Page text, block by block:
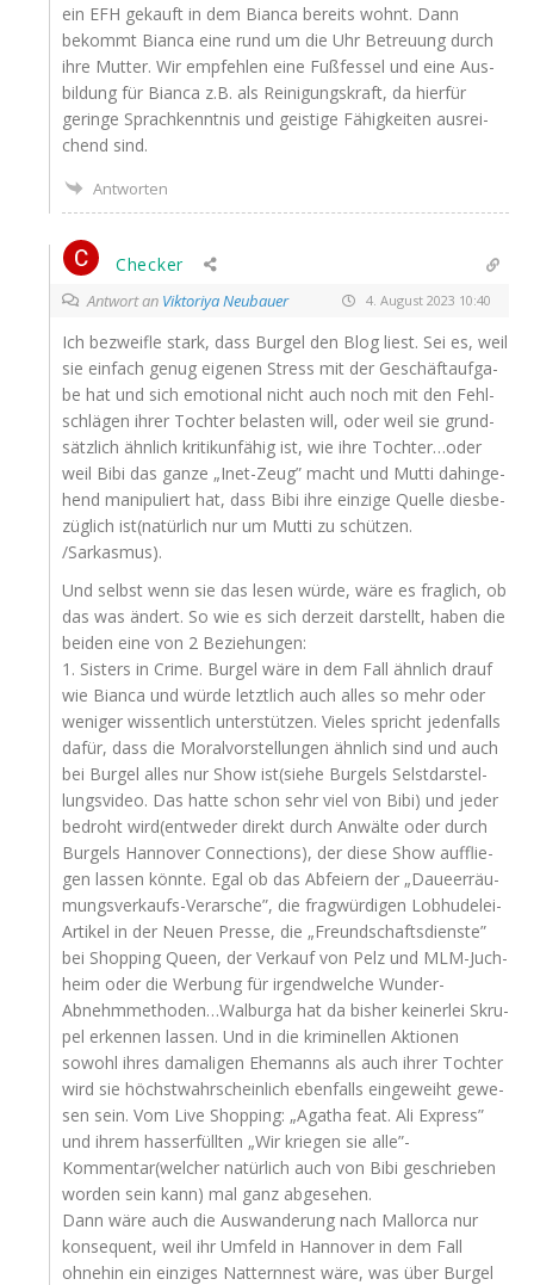
ein EFH gekauft in dem Bian­ca bereits wohnt. Dann
bekommt Bian­ca eine rund um die Uhr Betreu­ung durch
ihre Mut­ter. Wir emp­feh­len eine Fuß­fes­sel und eine Aus­
bil­dung für Bian­ca z.B. als Rei­ni­gungs­kraft, da hier­für
gerin­ge Sprach­kennt­nis und geis­ti­ge Fähig­kei­ten aus­rei­
chend sind.
Antworten
Checker
Antwort an Viktoriya Neubauer 4. August 2023 10:40
Ich bezweif­le stark, dass Bur­gel den Blog liest. Sei es, weil
sie ein­fach genug eige­nen Stress mit der Geschäft­auf­ga­
be hat und sich emo­tio­nal nicht auch noch mit den Fehl­
schlä­gen ihrer Toch­ter belas­ten will, oder weil sie grund­
sätz­lich ähn­lich kri­tik­un­fä­hig ist, wie ihre Tochter…oder
weil Bibi das gan­ze „Inet-Zeug” macht und Mut­ti dahin­ge­
hend mani­pu­liert hat, dass Bibi ihre ein­zi­ge Quel­le dies­be­
züg­lich ist(natürlich nur um Mut­ti zu schüt­zen.
/Sarkasmus).
Und selbst wenn sie das lesen wür­de, wäre es frag­lich, ob
das was ändert. So wie es sich der­zeit dar­stellt, haben die
bei­den eine von 2 Beziehungen:
1. Sis­ters in Crime. Bur­gel wäre in dem Fall ähn­lich drauf
wie Bian­ca und wür­de letzt­lich auch alles so mehr oder
weni­ger wis­sent­lich unter­stüt­zen. Vie­les spricht jeden­falls
dafür, dass die Moral­vor­stel­lun­gen ähn­lich sind und auch
bei Bur­gel alles nur Show ist(siehe Bur­gels Selst­dar­stel­
lungs­vi­deo. Das hat­te schon sehr viel von Bibi) und jeder
bedroht wird(entweder direkt durch Anwäl­te oder durch
Bur­gels Han­no­ver Con­nec­tions), der die­se Show auf­flie­
gen las­sen könn­te. Egal ob das Abfei­ern der „Daueer­räu­
mungs­ver­kaufs-Ver­ar­sche”, die frag­wür­di­gen Lob­hu­de­lei-
Arti­kel in der Neu­en Pres­se, die „Freund­schafts­diens­te”
bei Shop­ping Queen, der Ver­kauf von Pelz und MLM-Juch­
heim oder die Wer­bung für irgend­wel­che Wunder-
Abnehmmethoden…Walburga hat da bis­her kei­ner­lei Skru­
pel erken­nen las­sen. Und in die kri­mi­nel­len Aktio­nen
sowohl ihres dama­li­gen Ehe­manns als auch ihrer Toch­ter
wird sie höchst­wahr­schein­lich eben­falls ein­ge­weiht gewe­
sen sein. Vom Live Shop­ping: „Aga­tha feat. Ali Express”
und ihrem hass­erfüll­ten „Wir krie­gen sie alle”-
Kommentar(welcher natür­lich auch von Bibi geschrie­ben
wor­den sein kann) mal ganz abgesehen.
Dann wäre auch die Aus­wan­de­rung nach Mal­lor­ca nur
kon­se­quent, weil ihr Umfeld in Han­no­ver in dem Fall
ohne­hin ein ein­zi­ges Nat­tern­nest wäre, was über Bur­gel